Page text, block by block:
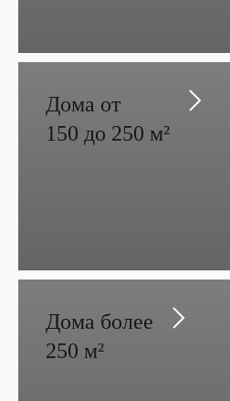
Дома от
150 до 250 м²
Дома более
250 м²